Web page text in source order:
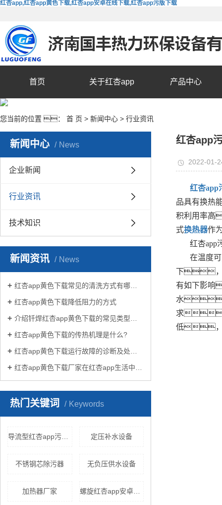
红杏app,红杏app黄色下载,红杏app安卓在线下载,红杏app污版下载
首页 关于红杏app 产品中心
您当前的位置 ： 首 页 > 新闻中心 > 行业资讯
新闻中心 News
企业新闻
行业资讯
技术知识
新闻资讯 News
红杏app黄色下载常见的清洗方式有哪些？
红杏app黄色下载降低阻力的方式
介绍钎焊红杏app黄色下载的常见类型有哪些
红杏app黄色下载的传热机理是什么?
红杏app黄色下载运行故障的诊断及处理方法
红杏app黄色下载厂家在红杏app生活中有哪些作用？
热门关键词 Keywords
定压补水设备
不锈钢芯除污器 无负压供水设备
加热器厂家 螺旋红杏app安卓在线下载
红杏app
2022-01-
红杏app
品具有换
积利用率
式换热器作
红杏app
在温度
下，
有如下影
水
求。
低，